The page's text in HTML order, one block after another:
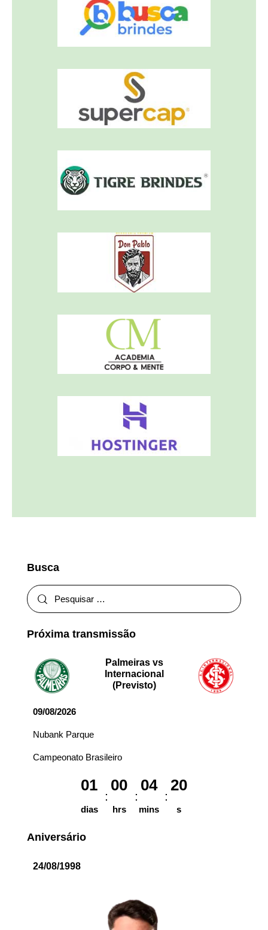
Busca
Próxima transmissão
Palmeiras vs
Internacional
(Previsto)
09/08/2026
Nubank Parque
Campeonato Brasileiro
01
dias
00
hrs
04
mins
20
s
Aniversário
24/08/1998